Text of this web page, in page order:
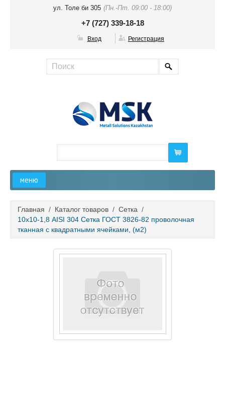
ул. Толе би 305 (Пн.-Пт. 09:00 - 18:00)
+7 (727) 339-18-18
Вход Регистрация
меню
О компании
Каталог товаров
Главная / Каталог товаров / Сетка /
10х10-1,8 AISI 304 Сетка ГОСТ 3826-82 проволочная
тканная с квадратными ячейками, (м2)